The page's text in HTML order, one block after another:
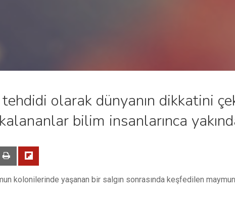
olarak dünyanın dikkatini
bilim insanlarınca
kolonilerinde yaşanan bir salgın sonrasında keşfedilen